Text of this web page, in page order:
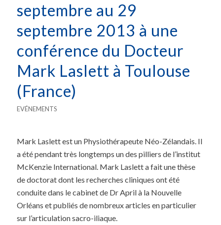
septembre au 29
septembre 2013 à une
conférence du Docteur
Mark Laslett à Toulouse
(France)
EVÉNEMENTS
Mark Laslett est un Physiothérapeute Néo-Zélandais. Il
a été pendant très longtemps un des pilliers de l’institut
McKenzie International. Mark Laslett a fait une thèse
de doctorat dont les recherches cliniques ont été
conduite dans le cabinet de Dr April à la Nouvelle
Orléans et publiés de nombreux articles en particulier
sur l’articulation sacro-iliaque.